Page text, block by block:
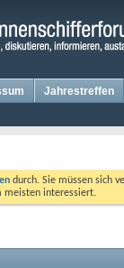
Jahrestreffen
durch. Sie müssen sich
meisten interessiert.